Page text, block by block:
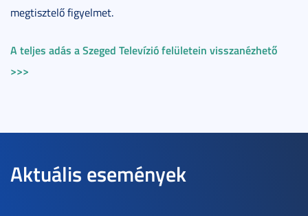
megtisztelő figyelmet.
A teljes adás a Szeged Televízió felületein visszanézhető
>>>
Aktuális események